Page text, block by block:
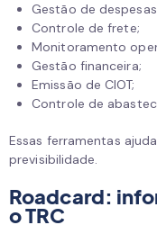
Gestão de
Controle de frete;
Monitoramento
Gestão financeira;
Emissão de CIOT;
Controle de
Essas ferramentas
previsibilidade.
Roadcard:
o TRC